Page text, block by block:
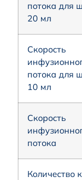
потока для
20 мл
Скорость
потока для
10 мл
Скорость
потока
Количество